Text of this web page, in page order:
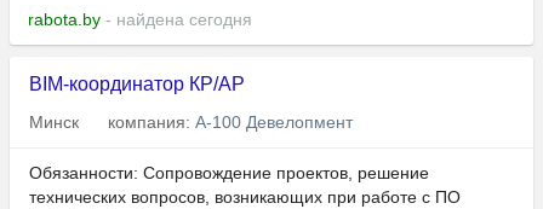
rabota.by - найдена сегодня
BIM-координатор КР/АР
Минск компания: А-100 Девелопмент
Обязанности: Сопровождение проектов, решение
технических вопросов, возникающих при работе с ПО